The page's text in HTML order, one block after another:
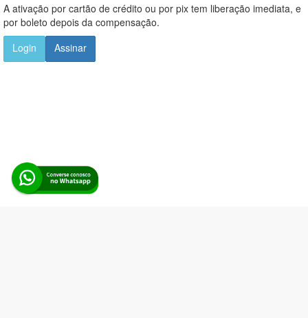
A ativação por cartão de crédito ou por pix tem liberação imediata, e
por boleto depois da compensação.
Login
Assinar